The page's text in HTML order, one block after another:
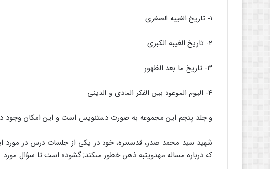
۱- تاریخ الغیبه الصغرى
۲- تاریخ الغیبه الکبرى
۳- تاریخ ما بعد الظهور
۴- الیوم الموعود بین الفکر المادى و الدینى
و جلد پنجم این مجموعه به صورت دست‏نویس است و این امکان وجود دارد که
شهید سید محمد صدر، قدس‏سره، خود در یکى از جلسات درس در مورد
که درباره مساله مهدویت‏به ذهن خطور مى‏کند; گشوده است تا سؤال مورد